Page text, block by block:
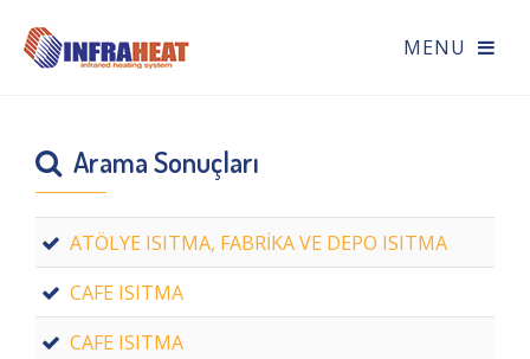
Arama Sonuçları
ATÖLYE ISITMA, FABRİKA VE DEPO ISITMA
CAFE ISITMA
CAFE ISITMA